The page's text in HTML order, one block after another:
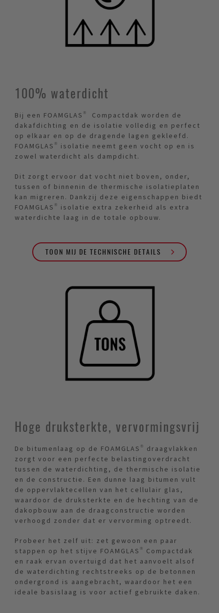
100% waterdicht
Bij een FOAMGLAS® Compactdak worden de
dakafdichting en de isolatie volledig en perfect
op elkaar en op de dragende lagen gekleefd.
FOAMGLAS® isolatie neemt geen vocht op en is
zowel waterdicht als dampdicht.
Dit zorgt ervoor dat vocht niet boven, onder,
tussen of binnenin de thermische isolatieplaten
kan migreren. Dankzij deze eigenschappen biedt
FOAMGLAS® isolatie extra zekerheid als extra
waterdichte laag in de totale opbouw.
TOON MIJ DE TECHNISCHE DETAILS
Hoge druksterkte, vervormingsvrij
De bitumenlaag op de FOAMGLAS® draagvlakken
zorgt voor een perfecte belastingoverdracht
tussen de waterdichting, de thermische isolatie
en de constructie. Een dunne laag bitumen vult
de oppervlaktecellen van het cellulair glas,
waardoor de druksterkte en de hechting van de
dakopbouw aan de draagconstructie worden
verhoogd zonder dat er vervorming optreedt.
Probeer het zelf uit: zet gewoon een paar
stappen op het stijve FOAMGLAS® Compactdak
en raak ervan overtuigd dat het aanvoelt alsof
de waterdichting rechtstreeks op de betonnen
ondergrond is aangebracht, waardoor het een
ideale basislaag is voor actief gebruikte daken.